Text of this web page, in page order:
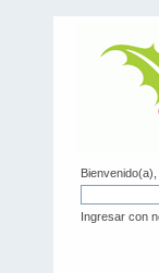
Bienvenido(a),
Ingresar con